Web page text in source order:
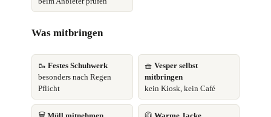
Was mitbringen
🥾 Festes Schuhwerk
besonders nach Regen
Pflicht
🧺 Vesper selbst
mitbringen
kein Kiosk, kein Café